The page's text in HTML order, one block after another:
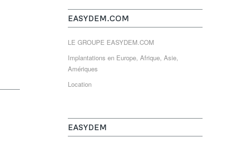
EASYDEM.COM
LE GROUPE EASYDEM.COM
Implantations en Europe, Afrique, Asie,
Amériques
Location
EASYDEM